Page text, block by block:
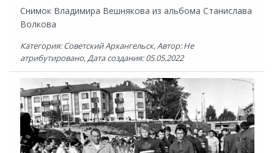
Снимок Владимира Вешнякова из альбома Станислава
Волкова
Категория: Советский Архангельск, Автор: Не
атрибутировано, Дата создания: 05.05.2022